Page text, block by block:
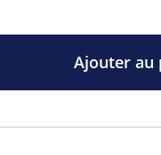
Ajouter au